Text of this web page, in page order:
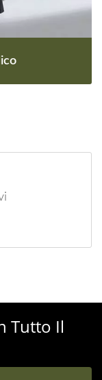
Tutto Il